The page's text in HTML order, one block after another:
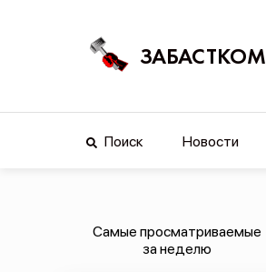
ЗАБАСТКОМ
Поиск Новости
Самые просматриваемые
за неделю